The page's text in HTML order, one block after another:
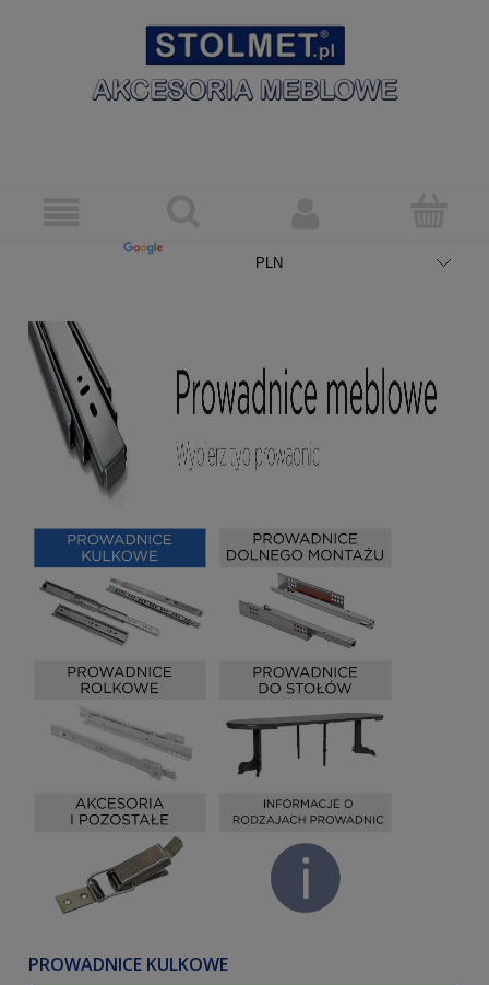
PROWADNICE KULKOWE